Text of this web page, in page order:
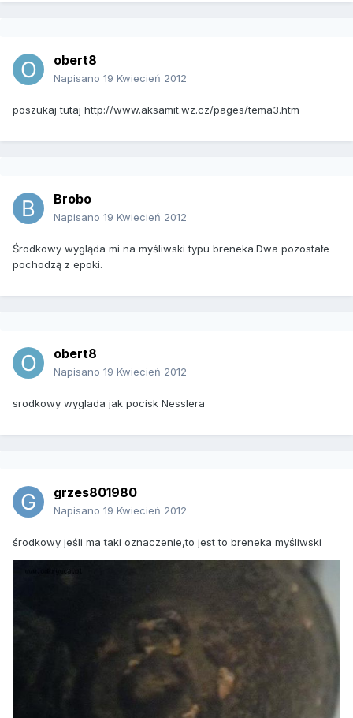
obert8
Napisano 19 Kwiecień 2012
poszukaj tutaj http://www.aksamit.wz.cz/pages/tema3.htm
Brobo
Napisano 19 Kwiecień 2012
Środkowy wygląda mi na myśliwski typu breneka.Dwa pozostałe
pochodzą z epoki.
obert8
Napisano 19 Kwiecień 2012
srodkowy wyglada jak pocisk Nesslera
grzes801980
Napisano 19 Kwiecień 2012
środkowy jeśli ma taki oznaczenie,to jest to breneka myśliwski